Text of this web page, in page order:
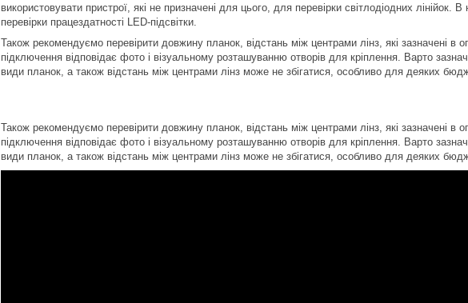
використовувати пристрої, які не призначені для цього, для перевірки світлодіодних
перевірки працездатності LED-підсвітки.
Також рекомендуємо перевірити довжину планок, відстань між центрами лінз, які зазначені в
підключення відповідає фото і візуальному розташуванню отворів для кріплення. Варто
види планок, а також відстань між центрами лінз може не збігатися, особливо для деяких
Також рекомендуємо перевірити довжину планок, відстань між центрами лінз, які зазначені в
підключення відповідає фото і візуальному розташуванню отворів для кріплення. Варто
види планок, а також відстань між центрами лінз може не збігатися, особливо для деяких